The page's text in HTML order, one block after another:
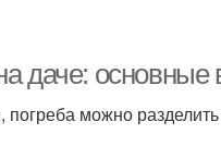
даче:
можно